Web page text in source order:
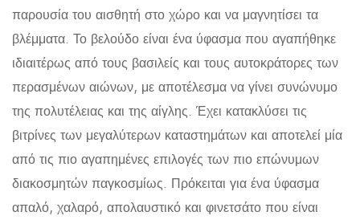
παρουσία του αισθητή στο χώρο και να μαγνητίσει τα
βλέμματα. Το βελούδο είναι ένα ύφασμα που αγαπήθηκε
ιδιαιτέρως από τους βασιλείς και τους αυτοκράτορες των
περασμένων αιώνων, με αποτέλεσμα να γίνει συνώνυμο
της πολυτέλειας και της αίγλης. Έχει κατακλύσει τις
βιτρίνες των μεγαλύτερων καταστημάτων και αποτελεί μία
από τις πιο αγαπημένες επιλογές των πιο επώνυμων
διακοσμητών παγκοσμίως. Πρόκειται για ένα ύφασμα
απαλό, χαλαρό, απολαυστικό και φινετσάτο που είναι